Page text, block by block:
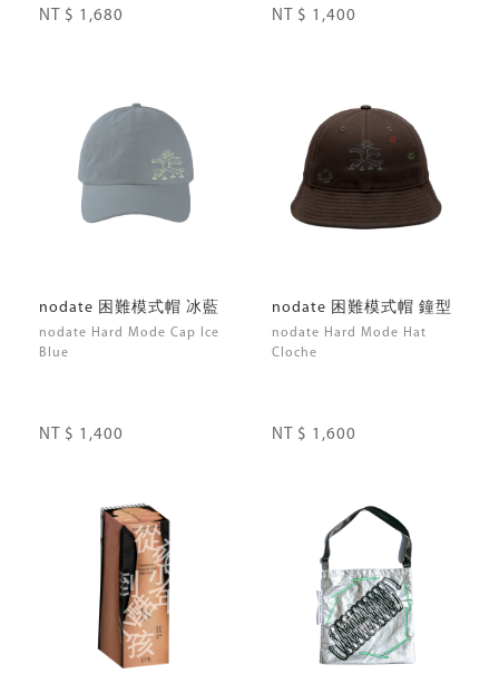
NT $ 1,680 NT $ 1,400
nodate 困難模式帽 冰藍
nodate Hard Mode Cap Ice
Blue
NT $ 1,400
nodate 困難模式帽 鐘型
nodate Hard Mode Hat
Cloche
NT $ 1,600